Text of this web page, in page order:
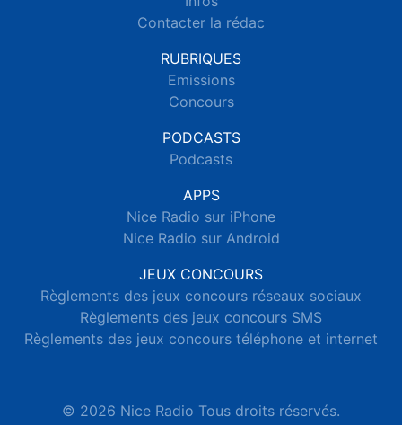
Contacter la rédac
RUBRIQUES
Emissions
Concours
PODCASTS
Podcasts
APPS
Nice Radio sur iPhone
Nice Radio sur Android
JEUX CONCOURS
Règlements des jeux concours réseaux sociaux
Règlements des jeux concours SMS
Règlements des jeux concours téléphone et internet
© 2026 Nice Radio Tous droits réservés.